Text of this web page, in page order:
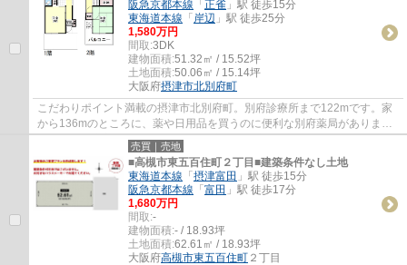
阪急京都本線 「 正雀 」駅 徒歩15分
東海道本線 「 岸辺 」駅 徒歩25分
1,580万円
間取:3DK
建物面積:51.32㎡ / 15.52坪
土地面積:50.06㎡ / 15.14坪
大阪府摂津市北別府町
こだわりポイント満載の摂津市北別府町。別府診療所まで122mです。家
から136mのところに、薬や日用品を買うのに便利な別府薬局がありま
す。地域に密着した当社には、摂津市の不動産情...
売買｜売地
■高槻市東五百住町２丁目■建築条件なし土地
東海道本線 「 摂津富田 」駅 徒歩15分
阪急京都本線 「 富田 」駅 徒歩17分
1,680万円
間取:-
建物面積:- / 18.93坪
土地面積:62.61㎡ / 18.93坪
大阪府高槻市東五百住町 ２丁目